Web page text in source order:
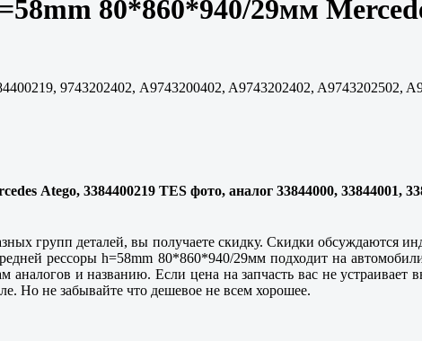
80*860*940/29мм
9743202402, A9743200402, A9743202402, A9743202502,
Atego, 3384400219 TES фото, аналог 33844000, 33844001,
групп деталей, вы получаете скидку. Скидки обсуждаются
рессоры h=58mm 80*860*940/29мм подходит на
и названию. Если цена на запчасть вас не устраивает
Но не забывайте что дешевое не всем хорошее.